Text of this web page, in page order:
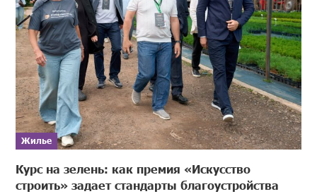
Жилье
Курс на зелень: как премия «Искусство
строить» задает стандарты благоустройства